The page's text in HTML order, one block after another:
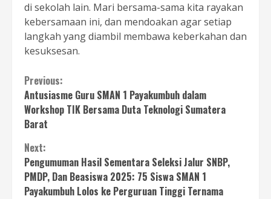
di sekolah lain. Mari bersama-sama kita rayakan
kebersamaan ini, dan mendoakan agar setiap
langkah yang diambil membawa keberkahan dan
kesuksesan.
Continue
Reading
Previous:
Antusiasme Guru SMAN 1 Payakumbuh dalam
Workshop TIK Bersama Duta Teknologi Sumatera
Barat
Next:
Pengumuman Hasil Sementara Seleksi Jalur SNBP,
PMDP, Dan Beasiswa 2025: 75 Siswa SMAN 1
Payakumbuh Lolos ke Perguruan Tinggi Ternama